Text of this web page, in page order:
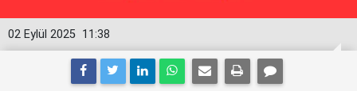
11:38
02 Eylül 2025